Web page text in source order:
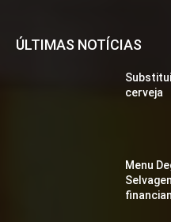
ÚLTIMAS NOTÍCIAS
cerveja
Menu